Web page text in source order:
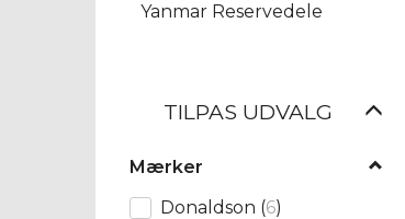
Yanmar Reservedele
TILPAS UDVALG
Mærker
Donaldson (6)